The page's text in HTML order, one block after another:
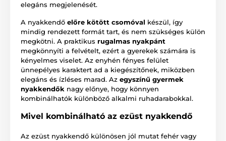
elegáns megjelenését.
A nyakkendő előre kötött csomóval készül, így
mindig rendezett formát tart, és nem szükséges külön
megkötni. A praktikus rugalmas nyakpánt
megkönnyíti a felvételt, ezért a gyerekek számára is
kényelmes viselet. Az enyhén fényes felület
ünnepélyes karaktert ad a kiegészítőnek, miközben
elegáns és ízléses marad. Az egyszínű gyermek
nyakkendők nagy előnye, hogy könnyen
kombinálhatók különböző alkalmi ruhadarabokkal.
Mivel kombinálható az ezüst nyakkendő
Az ezüst nyakkendő különösen jól mutat fehér vagy